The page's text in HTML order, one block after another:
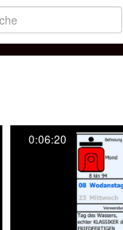
0:06:20